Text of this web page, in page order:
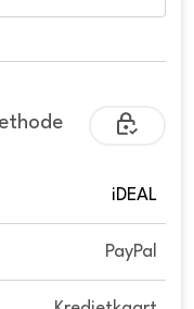
iDEAL
PayPal